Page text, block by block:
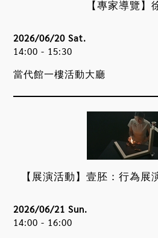
【專家導覽】
當代館一樓活動大廳
2026/06/20 Sat.
14:00 - 15:30
【展演活動】壹胚：行為
2026/06/21 Sun.
14:00 - 16:00